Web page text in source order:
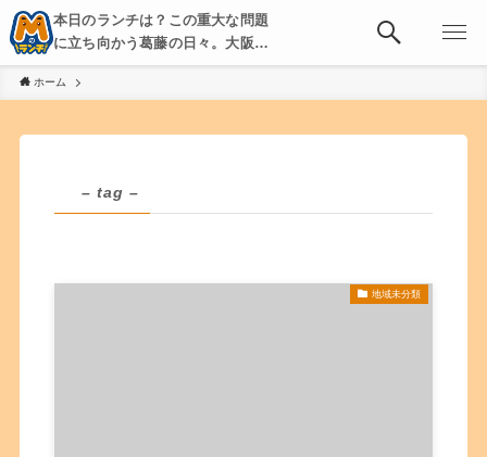
本日のランチは？この重大な問題
に立ち向かう葛藤の日々。大阪・
京都・神戸を中心とした食べ歩
き、飲み歩きを綴る。
ホーム
– tag –
地域未分類